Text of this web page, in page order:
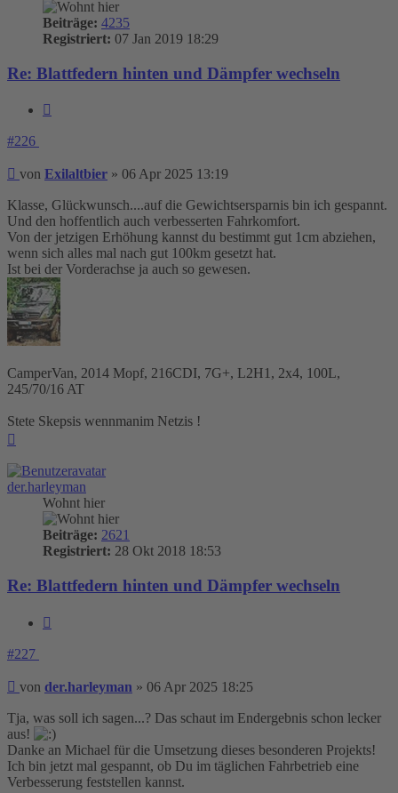
Beiträge: 4235
Registriert: 07 Jan 2019 18:29
Re: Blattfedern hinten und Dämpfer wechseln
#226
Beitrag
von Exilaltbier » 06 Apr 2025 13:19
Klasse, Glückwunsch....auf die Gewichtsersparnis bin ich gespannt.
Und den hoffentlich auch verbesserten Fahrkomfort.
Von der jetzigen Erhöhung kannst du bestimmt gut 1cm abziehen,
wenn sich alles mal nach gut 100km gesetzt hat.
Ist bei der Vorderachse ja auch so gewesen.
CamperVan, 2014 Mopf, 216CDI, 7G+, L2H1, 2x4, 100L,
245/70/16 AT
Stete Skepsis wennmanim Netzis !
der.harleyman
Wohnt hier
Beiträge: 2621
Registriert: 28 Okt 2018 18:53
Re: Blattfedern hinten und Dämpfer wechseln
#227
Beitrag
von der.harleyman » 06 Apr 2025 18:25
Tja, was soll ich sagen...? Das schaut im Endergebnis schon lecker
aus!
Danke an Michael für die Umsetzung dieses besonderen Projekts!
Ich bin jetzt mal gespannt, ob Du im täglichen Fahrbetrieb eine
Verbesserung feststellen kannst.